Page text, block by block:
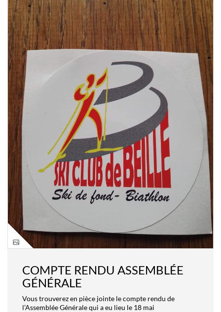
COMPTE RENDU ASSEMBLÉE
GÉNÉRALE
Vous trouverez en pièce jointe le compte rendu de
l’Assemblée Générale qui a eu lieu le 18 mai